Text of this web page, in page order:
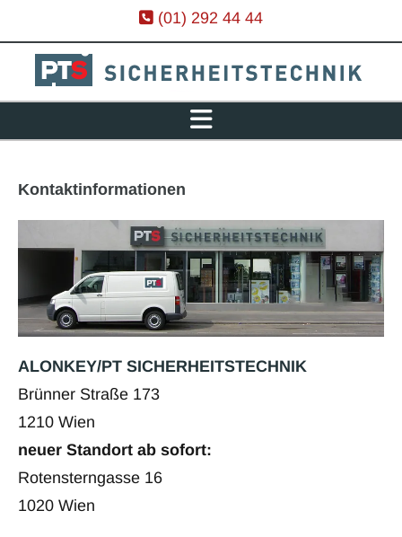
 (01) 292 44 44
Kontaktinformationen
ALONKEY/PT SICHERHEITSTECHNIK
Brünner Straße 173
1210 Wien
neuer Standort ab sofort:
Rotensterngasse 16
1020 Wien